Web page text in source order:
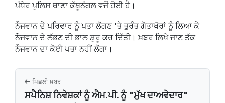
ਪੰਧੇਰ ਪੁਲਿਸ ਥਾਣਾ ਕੱਥੂਨੰਗਲ ਵਜੋਂ ਹੋਈ ਹੈ।
ਨੌਜਵਾਨ ਦੇ ਪਰਿਵਾਰ ਨੂੰ ਪਤਾ ਲੱਗਣ 'ਤੇ ਤੁਰੰਤ ਗੋਤਾਖੋਰਾਂ ਨੂੰ ਲਿਆ ਕੇ
ਨੌਜਵਾਨ ਦੇ ਲੱਭਣ ਦੀ ਭਾਲ ਸ਼ੁਰੂ ਕਰ ਦਿੱਤੀ। ਖ਼ਬਰ ਲਿਖੇ ਜਾਣ ਤੱਕ
ਨੌਜਵਾਨ ਦਾ ਕੋਈ ਪਤਾ ਨਹੀਂ ਲੱਗਾ।
ਪਿਛਲੀ ਖ਼ਬਰ
ਸਪੈਨਿਸ਼ ਨਿਵੇਸ਼ਕਾਂ ਨੂੰ ਐਮ.ਪੀ. ਨੂੰ "ਮੁੱਖ ਦਾਅਵੇਦਾਰ"